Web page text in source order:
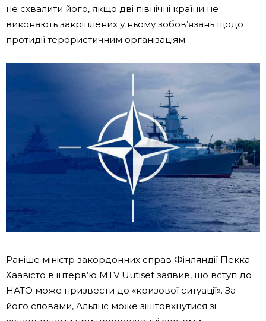
не схвалити його, якщо дві північні країни не
виконають закріплених у ньому зобов’язань щодо
протидії терористичним організаціям.
Раніше міністр закордонних справ Фінляндії Пекка
Хаавісто в інтерв’ю MTV Uutiset заявив, що вступ до
НАТО може призвести до «кризової ситуації». За
його словами, Альянс може зіштовхнутися зі